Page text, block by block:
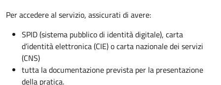
Per accedere al servizio, assicurati di avere:
SPID (sistema pubblico di identità digitale), carta
d’identità elettronica (CIE) o carta nazionale dei servizi
(CNS)
tutta la documentazione prevista per la presentazione
della pratica.